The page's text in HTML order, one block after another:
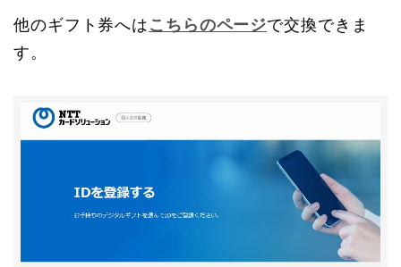
他のギフト券へは こちらのページで交換できま
す。